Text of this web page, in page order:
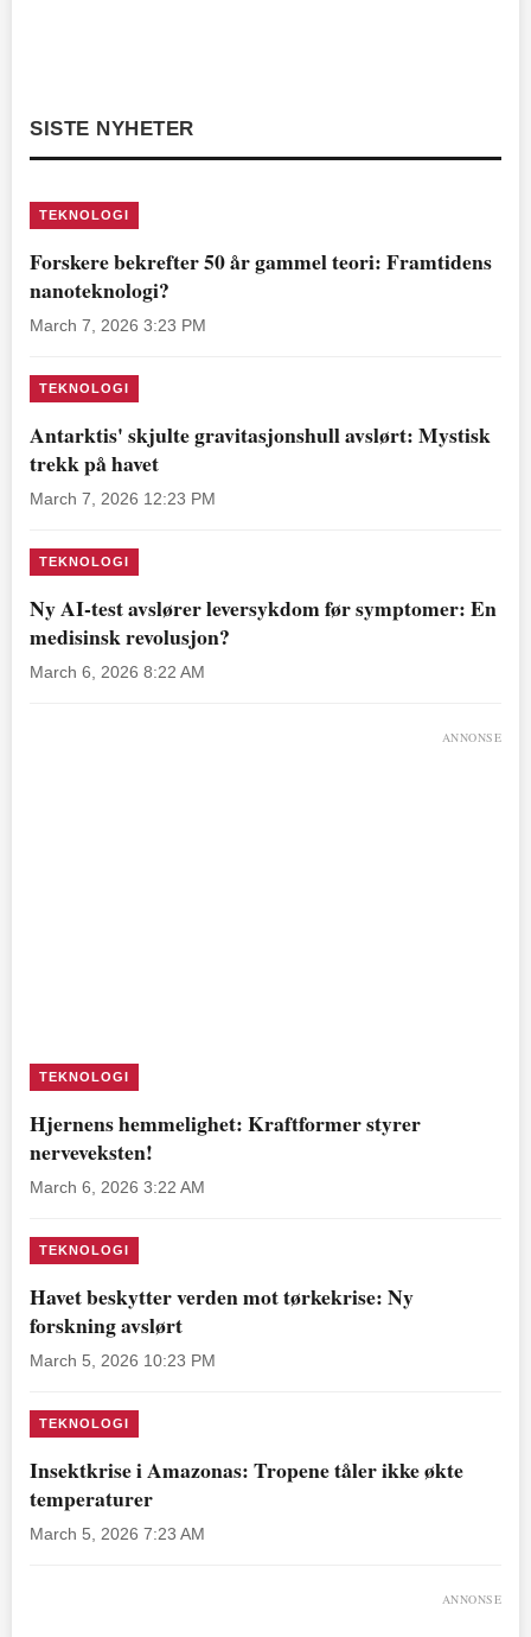
SISTE NYHETER
TEKNOLOGI
Forskere bekrefter 50 år gammel teori: Framtidens
nanoteknologi?
March 7, 2026 3:23 PM
TEKNOLOGI
Antarktis' skjulte gravitasjonshull avslørt: Mystisk
trekk på havet
March 7, 2026 12:23 PM
TEKNOLOGI
Ny AI-test avslører leversykdom før symptomer: En
medisinsk revolusjon?
March 6, 2026 8:22 AM
ANNONSE
TEKNOLOGI
Hjernens hemmelighet: Kraftformer styrer
nerveveksten!
March 6, 2026 3:22 AM
TEKNOLOGI
Havet beskytter verden mot tørkekrise: Ny
forskning avslørt
March 5, 2026 10:23 PM
TEKNOLOGI
Insektkrise i Amazonas: Tropene tåler ikke økte
temperaturer
March 5, 2026 7:23 AM
ANNONSE